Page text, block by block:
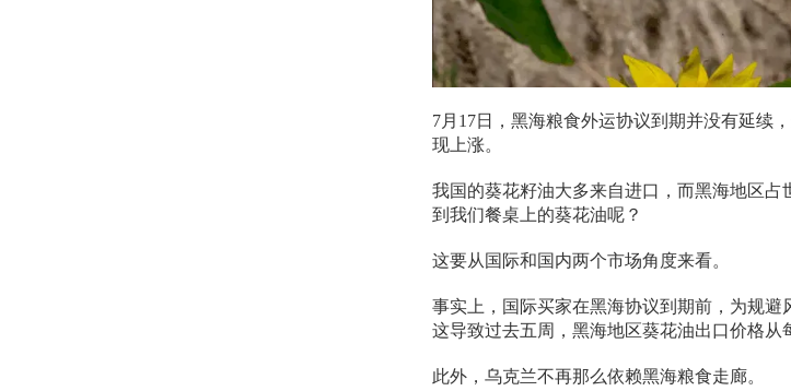
7月17日，黑海粮食外运协议到期并没有延续
现上涨。
我国的葵花籽油大多来自进口，而黑海地区占
到我们餐桌上的葵花油呢？
这要从国际和国内两个市场角度来看。
事实上，国际买家在黑海协议到期前，为规避
这导致过去五周，黑海地区葵花油出口价格从
此外，乌克兰不再那么依赖黑海粮食走廊。